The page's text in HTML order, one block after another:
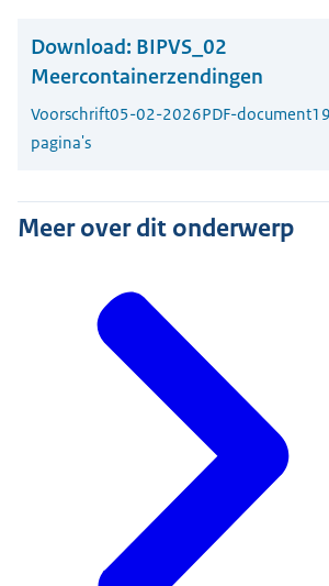
Download: BIPVS_02
Meercontainerzendingen
Voorschrift05-02-2026PDF-document
pagina's
Meer over dit onderwerp